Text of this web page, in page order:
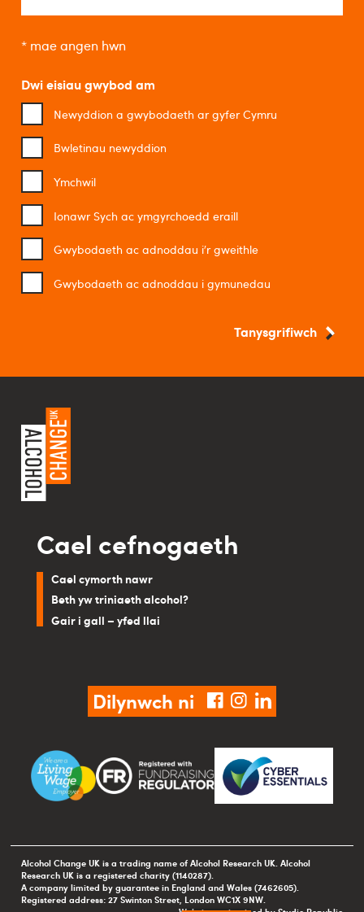
*mae angen hwn
Dwi eisiau gwybod am
Newyddion a gwybodaeth ar gyfer Cymru
Bwletinau newyddion
Ymchwil
Ionawr Sych ac ymgyrchoedd eraill
Gwybodaeth ac adnoddau i’r gweithle
Gwybodaeth ac adnoddau i gymunedau
Tanysgrifiwch
Cael cefnogaeth
Cael cymorth nawr
Beth yw triniaeth alcohol?
Gair i gall – yfed llai
Dilynwch ni facebook
instagram
linkedin
Alcohol Change UK is a trading name of Alcohol Research UK. Alcohol
Research UK is a registered charity (1140287).
A company limited by guarantee in England and Wales (7462605).
Registered address: 27 Swinton Street, London WC1X 9NW.